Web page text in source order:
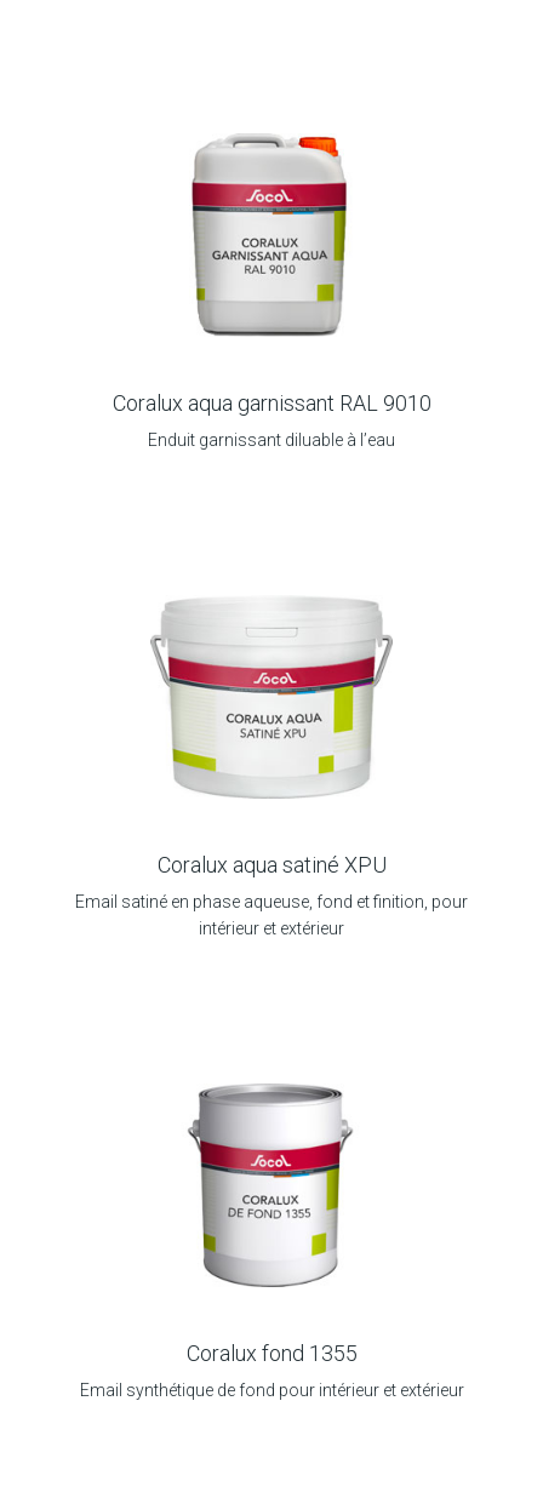
Coralux aqua garnissant RAL 9010
Enduit garnissant diluable à l’eau
Coralux aqua satiné XPU
Email satiné en phase aqueuse, fond et finition, pour
intérieur et extérieur
Coralux fond 1355
Email synthétique de fond pour intérieur et extérieur